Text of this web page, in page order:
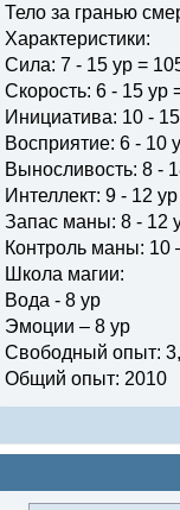
Тело за гранью
Характеристики:
Сила: 7 - 15 ур =
Скорость: 6 - 15 ур
Инициатива: 10 -
Восприятие: 6 - 10
Выносливость: 8 -
Интеллект: 9 - 12
Запас маны: 8 - 12
Контроль маны: 10
Школа магии:
Вода - 8 ур
Эмоции – 8 ур
Свободный опыт:
Общий опыт: 2010